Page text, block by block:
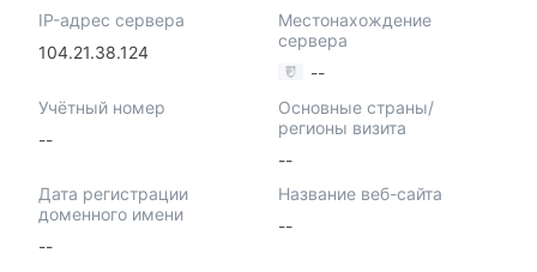
IP-адрес сервера
104.21.38.124
Местонахождение
сервера
--
Учётный номер
--
Основные страны/
регионы визита
--
Дата регистрации
доменного имени
--
Название веб-сайта
--